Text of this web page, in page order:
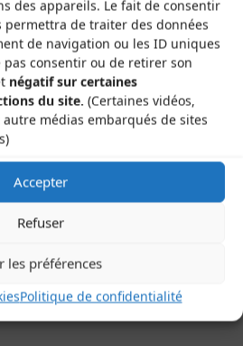
des appareils. Le fait de consentir
permettra de traiter des données
de navigation ou les ID uniques
consentir ou de retirer son
négatif sur certaines
du site. (Certaines vidéos,
médias embarqués de sites
Accepter
Refuser
les préférences
Politique de confidentialité
Next image
CDMDT63
de la République
Bonnet-près-Riom